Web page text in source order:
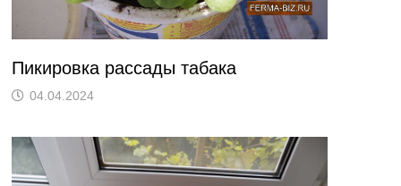
Пикировка рассады табака
04.04.2024